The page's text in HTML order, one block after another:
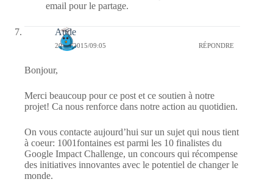
email pour le partage.
Aude
20/09/2015/09:05 RÉPONDRE
Bonjour,
Merci beaucoup pour ce post et ce soutien à notre
projet! Ca nous renforce dans notre action au quotidien.
On vous contacte aujourd’hui sur un sujet qui nous tient
à coeur: 1001fontaines est parmi les 10 finalistes du
Google Impact Challenge, un concours qui récompense
des initiatives innovantes avec le potentiel de changer le
monde.